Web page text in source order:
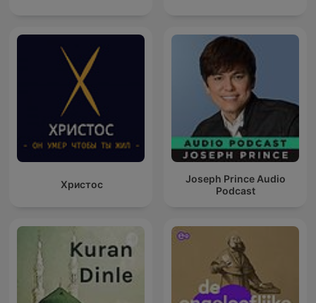
Христос
Joseph Prince Audio
Podcast